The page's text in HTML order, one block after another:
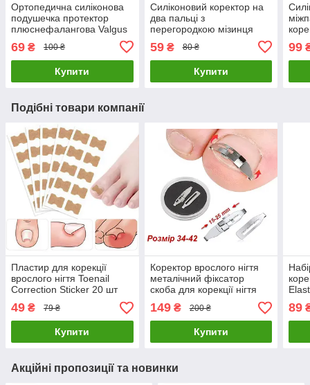
Ортопедична силіконова
подушечка протектор
плюснефалангова Valgus
69 ₴ 100 ₴
Купити
Силіконовий коректор на
два пальці з
перегородкою мізинця
59₴ 80 ₴
Купити
99
Подібні товари компанії
Пластир для корекції
врослого нігтя Toenail
Correction Sticker 20 шт
49 ₴ 79 ₴
Купити
Коректор врослого нігтя
металічний фіксатор
скоба для корекції нігтя
Розмір 34-42
149₴ 200 ₴
Купити
89
Акційні пропозиції та новинки